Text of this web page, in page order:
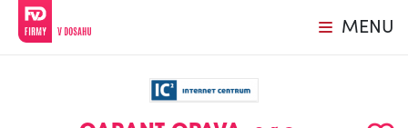
MENU